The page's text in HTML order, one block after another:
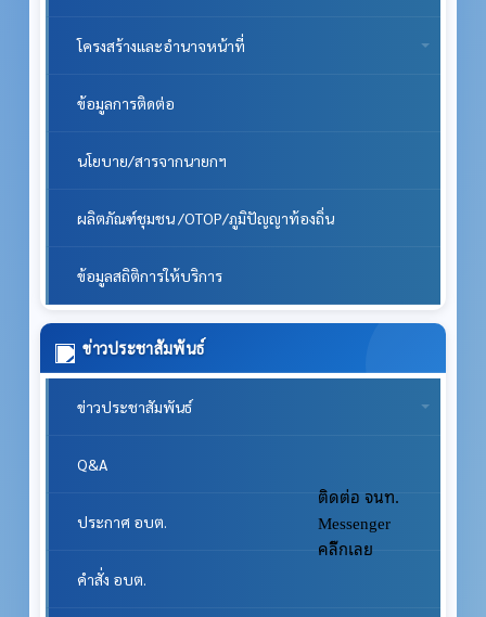
ติดต่อ จนท.
Messenger
คลิ๊กเลย
โครงสร้างและอำนาจหน้าที่
ข้อมูลการติดต่อ
นโยบาย/สารจากนายกฯ
ผลิตภัณฑ์ชุมชน /OTOP/ภูมิปัญญาท้องถิ่น
ข้อมูลสถิติการให้บริการ
ข่าวประชาสัมพันธ์
ข่าวประชาสัมพันธ์
Q&A
ประกาศ อบต.
คำสั่ง อบต.